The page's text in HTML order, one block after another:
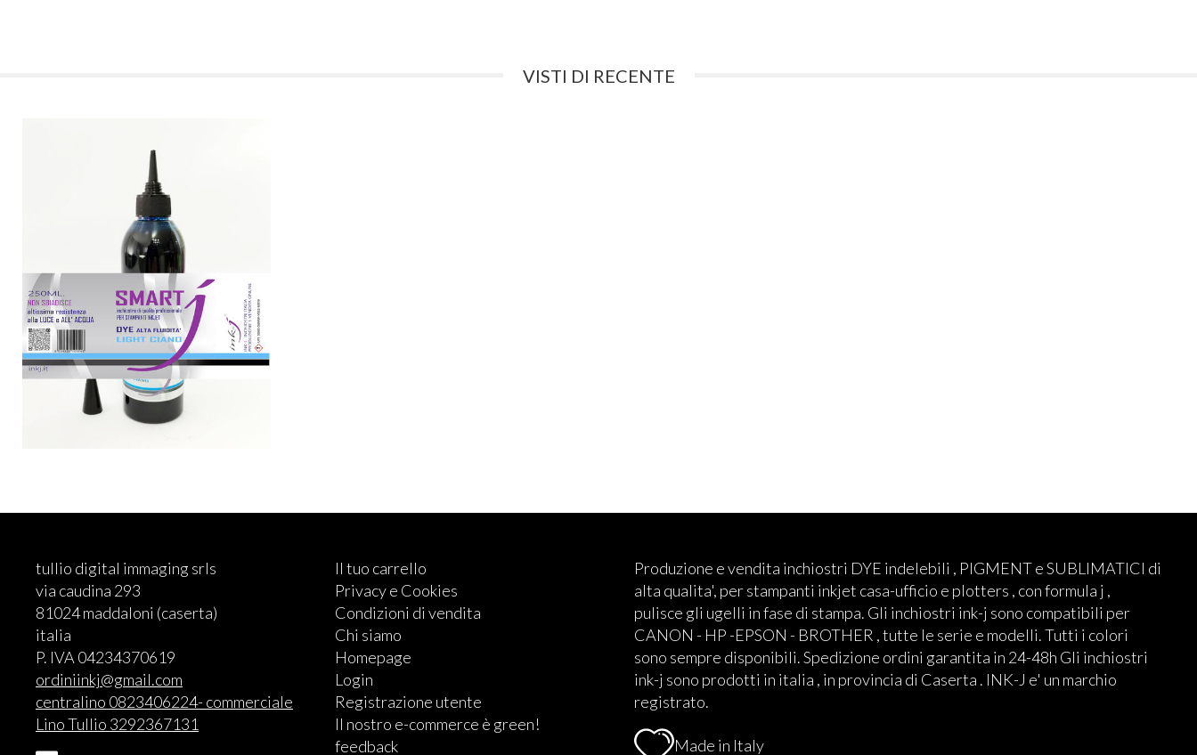
VISTI DI RECENTE
tullio digital immaging srls
via caudina 293
81024 maddaloni (caserta)
italia
P. IVA 04234370619
ordiniinkj@gmail.com
centralino 0823406224- commerciale
Lino Tullio 3292367131
Il tuo carrello
Privacy e Cookies
Condizioni di vendita
Chi siamo
Homepage
Login
Registrazione utente
Il nostro e-commerce è green!
feedback
Produzione e vendita inchiostri DYE indelebili , PIGMENT e SUBLIMATICI di
alta qualita', per stampanti inkjet casa-ufficio e plotters , con formula j ,
pulisce gli ugelli in fase di stampa. Gli inchiostri ink-j sono compatibili per
CANON - HP -EPSON - BROTHER , tutte le serie e modelli. Tutti i colori
sono sempre disponibili. Spedizione ordini garantita in 24-48h Gli inchiostri
ink-j sono prodotti in italia , in provincia di Caserta . INK-J e' un marchio
registrato.
Made in Italy